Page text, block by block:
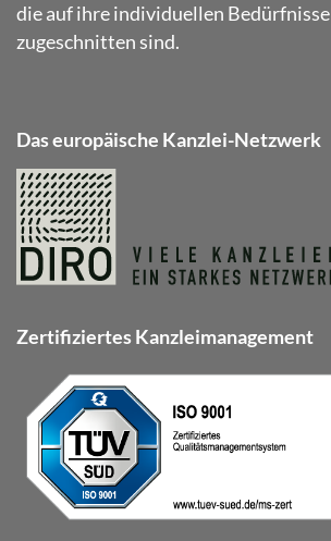
die auf ihre individuellen Bedürfnisse
zugeschnitten sind.
Das europäische Kanzlei-Netzwerk
Zertifiziertes Kanzleimanagement